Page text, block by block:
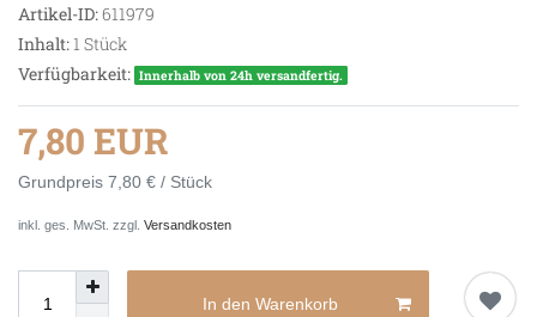
Artikel-ID:611979
Inhalt:1 Stück
Verfügbarkeit: Innerhalb von 24h versandfertig.
7,80 EUR
Grundpreis 7,80 € / Stück
inkl. ges. MwSt. zzgl. Versandkosten
In den Warenkorb